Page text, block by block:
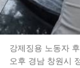
강제징용 노동자
오후 경남 창원시